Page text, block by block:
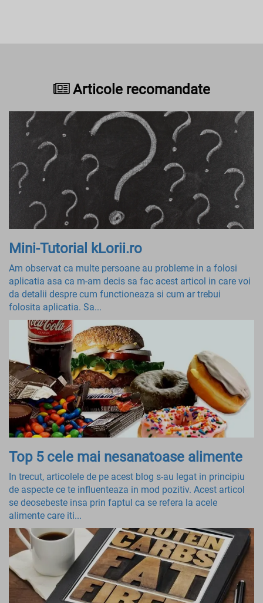
Articole recomandate
Mini-Tutorial kLorii.ro
Am observat ca multe persoane au probleme in a folosi
aplicatia asa ca m-am decis sa fac acest articol in care voi
da detalii despre cum functioneaza si cum ar trebui
folosita aplicatia. Sa...
Top 5 cele mai nesanatoase alimente
In trecut, articolele de pe acest blog s-au legat in principiu
de aspecte ce te influenteaza in mod pozitiv. Acest articol
se deosebeste insa prin faptul ca se refera la acele
alimente care iti...